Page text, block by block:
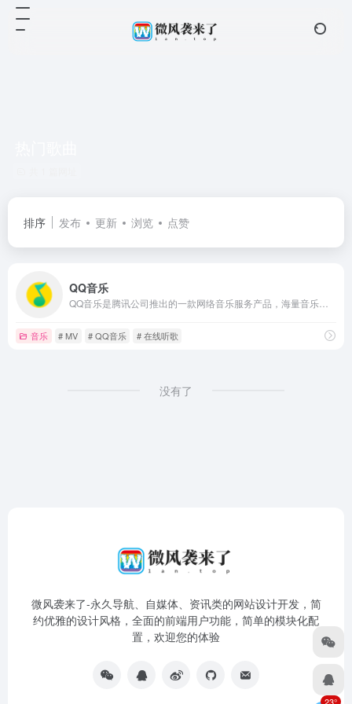
排序 发布 更新 浏览 点赞
QQ音乐
音乐 # MV # QQ音乐 # 在线听歌
没有了
微风袭来了-永久导航、自媒体、资讯类的网站设计开发，简
约优雅的设计风格，全面的前端用户功能，简单的模块化配
置，欢迎您的体验